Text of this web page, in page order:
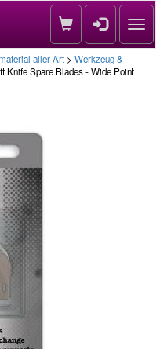
aller Art > Werkzeug &
Knife Spare Blades - Wide Point